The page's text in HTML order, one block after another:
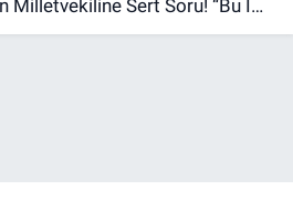
“Bu İmzayı Atarken Uşak’ın Vicdanını da Düşündünüz mü?”